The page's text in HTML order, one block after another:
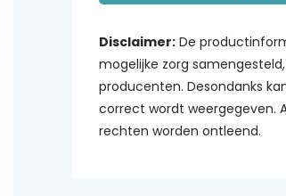
Disclaimer:De
mogelijke zorg
producenten. Desondanks
correct wordt weergegeven.
rechten worden ontleend.